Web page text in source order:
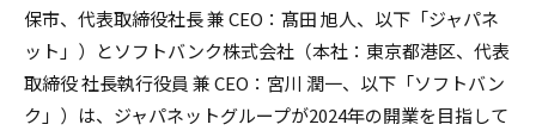
保市、代表取締役社長 兼 CEO：髙田 旭人、以下「ジャパネ
ット」）とソフトバンク株式会社（本社：東京都港区、代表
取締役 社長執行役員 兼 CEO：宮川 潤一、以下「ソフトバン
ク」）は、ジャパネットグループが2024年の開業を目指して